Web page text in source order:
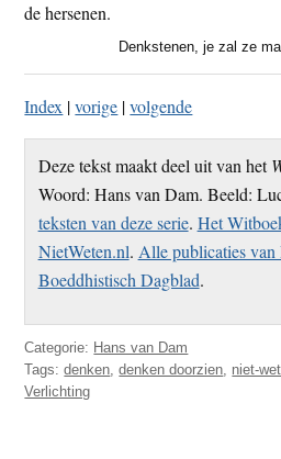
Denkstenen, je zal ze
Index |vorige |volgende
Deze tekst maakt deel uit van het
Woord: Hans van Dam. Beeld:
teksten van deze serie. Het
NietWeten.nl. Alle publicaties
Boeddhistisch Dagblad.
Categorie: Hans van Dam
Tags:denken,denken doorzien, niet-
Verlichting